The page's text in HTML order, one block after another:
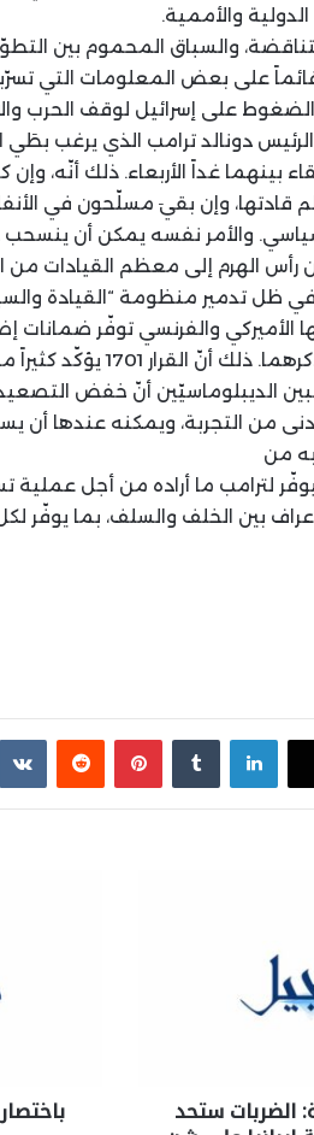
والأممية.
والسباق المحموم بين
قائماً على بعض المعلومات التي
الضغوط على إسرائيل لوقف الحرب
دونالد ترامب الذي يرغب بطَي
بينهما غداً الأربعاء. ذلك أنّه،
وإن بقيَ مسلّحون في
والأمر نفسه يمكن أن
رأس الهرم إلى معظم القيادات من
تدمير منظومة “القيادة
الديبلوماسيّين أنّ خفض
من التجربة، ويمكنه عندها أن
من
لترامب ما أراده من أجل عملية
بين الخلف والسلف، بما يوفّر لكل
لينكدإن بينتيريست
الضربات ستحد